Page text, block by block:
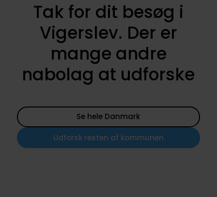
Tak for dit besøg i
Vigerslev. Der er
mange andre
nabolag at udforske
Se hele Danmark
Udforsk resten af kommunen